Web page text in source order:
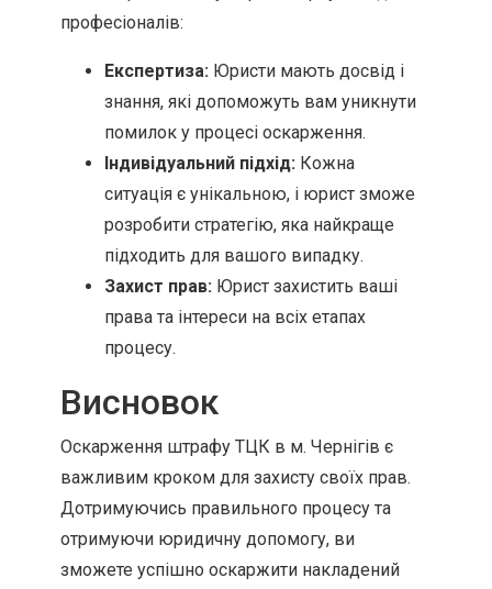
професіоналів:
Експертиза: Юристи мають досвід і
знання, які допоможуть вам уникнути
помилок у процесі оскарження.
Індивідуальний підхід: Кожна
ситуація є унікальною, і юрист зможе
розробити стратегію, яка найкраще
підходить для вашого випадку.
Захист прав: Юрист захистить ваші
права та інтереси на всіх етапах
процесу.
Висновок
Оскарження штрафу ТЦК в м. Чернігів є
важливим кроком для захисту своїх прав.
Дотримуючись правильного процесу та
отримуючи юридичну допомогу, ви
зможете успішно оскаржити накладений